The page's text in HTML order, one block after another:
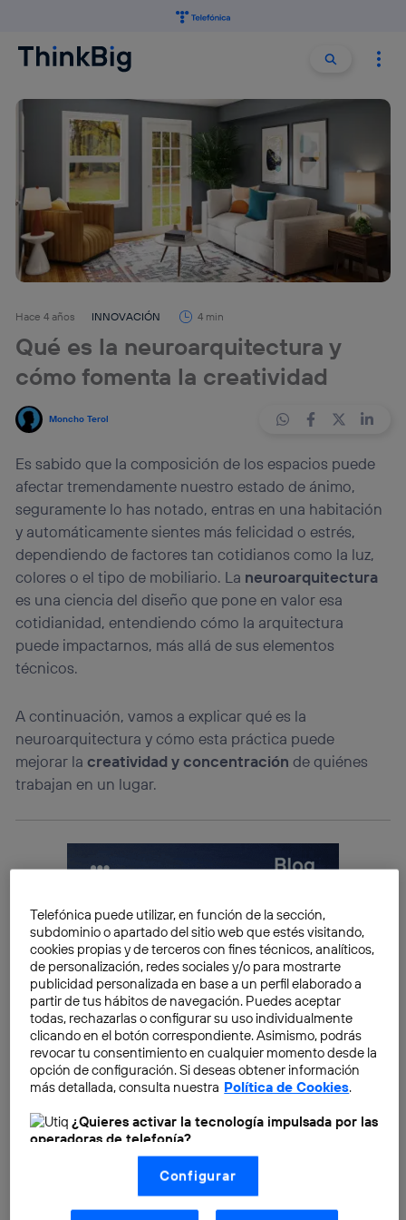
Buscar
Hace 4 años INNOVACIÓN 4 min
Qué es la neuroarquitectura y
cómo fomenta la creatividad
Moncho Terol
Es sabido que la composición de los espacios puede
afectar tremendamente nuestro estado de ánimo,
seguramente lo has notado, entras en una habitación
y automáticamente sientes más felicidad o estrés,
dependiendo de factores tan cotidianos como la luz,
colores o el tipo de mobiliario. La neuroarquitectura
es una ciencia del diseño que pone en valor esa
cotidianidad, entendiendo cómo la arquitectura
puede impactarnos, más allá de sus elementos
técnicos.
A continuación, vamos a explicar qué es la
neuroarquitectura y cómo esta práctica puede
mejorar lacreatividad y concentración de quiénes
trabajan en un lugar.
¿Qué es la neuroarquitectura?
La neuroarquitectura puede definirse como la
Telefónica puede utilizar, en función de la sección,
subdominio o apartado del sitio web que estés visitando,
cookies propias y de terceros con fines técnicos, analíticos,
de personalización, redes sociales y/o para mostrarte
publicidad personalizada en base a un perfil elaborado a
partir de tus hábitos de navegación. Puedes aceptar
todas, rechazarlas o configurar su uso individualmente
clicando en el botón correspondiente. Asimismo, podrás
revocar tu consentimiento en cualquier momento desde la
opción de configuración. Si deseas obtener información
más detallada, consulta nuestra Política de Cookies.
¿Quieres activar la tecnología impulsada por las
operadoras de telefonía?
Nosotros, Telefónica S.A., utilizamos la tecnología Utiq para
realizar nuestras acciones de marketing digital o análisis
(como se describe en este aviso de consentimiento)
basadas en tu navegación en nuestra(s) web(s)
Configurar